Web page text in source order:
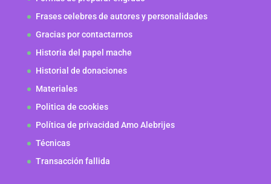
Frases celebres de autores y personalidades
Gracias por contactarnos
Historia del papel mache
Historial de donaciones
Materiales
Politica de cookies
Política de privacidad Amo Alebrijes
Técnicas
Transacción fallida